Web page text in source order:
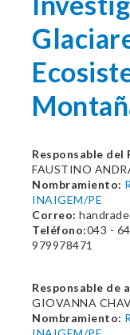
Responsable
FAUSTINO
Nombramiento:
INAIGEM/PE
Correo:
Teléfono:043 -
979978471
Responsable de
GIOVANNA
Nombramiento: